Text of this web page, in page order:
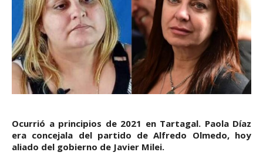
Ocurrió a principios de 2021 en Tartagal. Paola Díaz
era concejala del partido de Alfredo Olmedo, hoy
aliado del gobierno de Javier Milei.